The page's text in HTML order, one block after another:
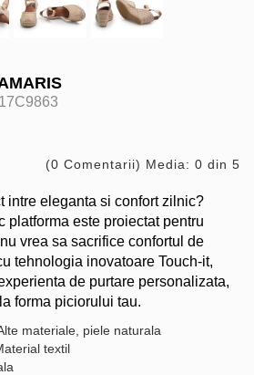
(0 Comentarii) Media: 0 din 5
intre eleganta si confort zilnic?
platforma este proiectat pentru
vrea sa sacrifice confortul de
tehnologia inovatoare Touch-it,
de purtare personalizata,
forma piciorului tau.
materiale, piele naturala
textil